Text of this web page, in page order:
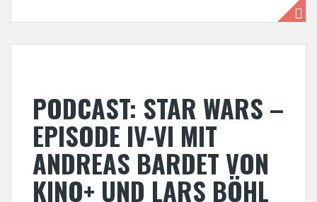
PODCAST: STAR WARS –
EPISODE IV-VI MIT
ANDREAS BARDET VON
KINO+ UND LARS BÖHL